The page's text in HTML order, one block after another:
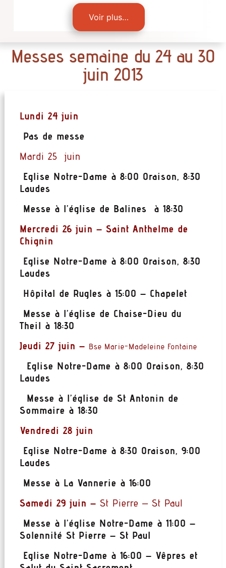
Voir plus…
Messes semaine du 24 au 30
juin 2013
Lundi 24 juin
Pas de messe
Mardi 25 juin
Eglise Notre-Dame à 8:00 Oraison, 8:30
Laudes
Messe à l’église de Balines à 18:30
Mercredi 26 juin – Saint Anthelme de
Chignin
Eglise Notre-Dame à 8:00 Oraison, 8:30
Laudes
Hôpital de Rugles à 15:00 – Chapelet
Messe à l’église de Chaise-Dieu du
Theil à 18:30
Jeudi 27 juin – Bse Marie-Madeleine Fontaine
Eglise Notre-Dame à 8:00 Oraison, 8:30
Laudes
Messe à l’église de St Antonin de
Sommaire à 18:30
Vendredi 28 juin
Eglise Notre-Dame à 8:30 Oraison, 9:00
Laudes
Messe à La Vannerie à 16:00
Samedi 29 juin – St Pierre – St Paul
Messe à l’église Notre-Dame à 11:00 –
Solennité St Pierre – St Paul
Eglise Notre-Dame à 16:00 – Vêpres et